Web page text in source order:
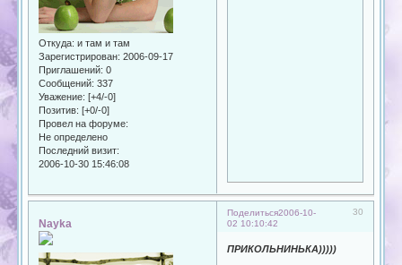
Откуда: и там и там
Зарегистрирован: 2006-09-17
Приглашений: 0
Сообщений: 337
Уважение: [+4/-0]
Позитив: [+0/-0]
Провел на форуме:
Не определено
Последний визит:
2006-10-30 15:46:08
Поделиться 30
2006-10-
02 10:10:42
Nayka
ПРИКОЛЬНИНЬКА)))))